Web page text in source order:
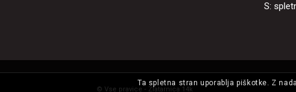
S:
© Vse pravice - Zlatarnica 14k
Ta spletna stran uporablja piškotke. Z